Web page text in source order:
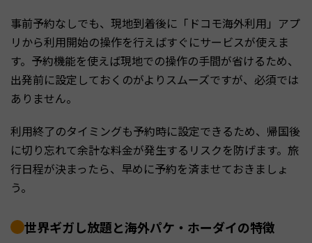
事前予約なしでも、現地到着後に「ドコモ海外利用」アプ
リから利用開始の操作を行えばすぐにサービスが使えま
す。予約機能を使えば現地での操作の手間が省けるため、
出発前に設定しておくのがよりスムーズですが、必須では
ありません。
利用終了のタイミングも予約時に設定できるため、帰国後
に切り忘れて余計な料金が発生するリスクを防げます。旅
行日程が決まったら、早めに予約を済ませておきましょ
う。
世界ギガし放題と海外パケ・ホーダイの特徴